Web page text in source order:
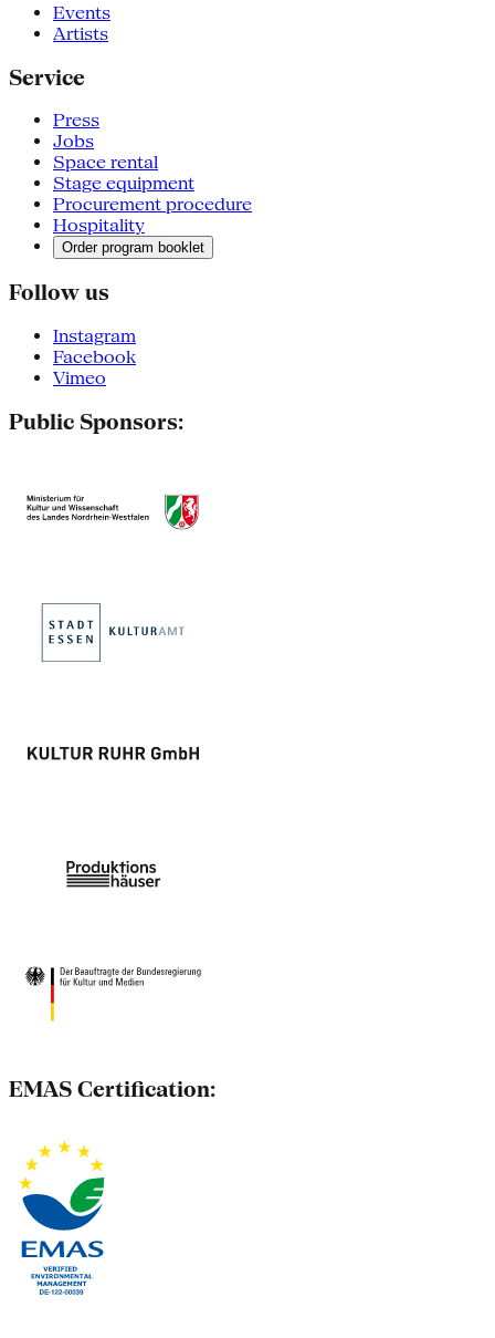
Events
Artists
Service
Press
Jobs
Space rental
Stage equipment
Procurement procedure
Hospitality
Order program booklet
Follow us
Instagram
Facebook
Vimeo
Public Sponsors:
EMAS Certification: